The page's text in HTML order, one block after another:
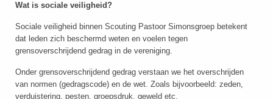
Wat is sociale veiligheid?
Sociale veiligheid binnen Scouting Pastoor Simonsgroep betekent
dat leden zich beschermd weten en voelen tegen
grensoverschrijdend gedrag in de vereniging.
Onder grensoverschrijdend gedrag verstaan we het overschrijden
van normen (gedragscode) en de wet. Zoals bijvoorbeeld: zeden,
verduistering, pesten, groepsdruk, geweld etc.